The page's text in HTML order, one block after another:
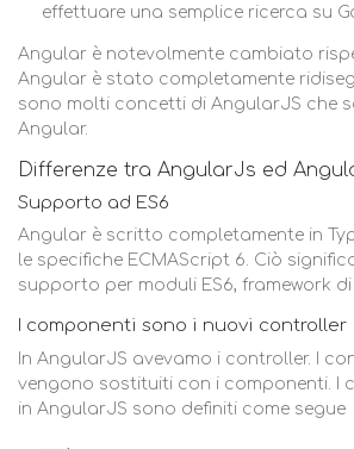
effettuare una semplice ricerca su
Angular è notevolmente cambiato
Angular è stato completamente
sono molti concetti di AngularJS che
Angular.
Differenze tra AngularJs ed
Supporto ad ES6
Angular è scritto completamente in
le specifiche ECMAScript 6. Ciò
supporto per moduli ES6, framework
I componenti sono i nuovi controller
In AngularJS avevamo i controller. I
vengono sostituiti con i componenti. I
in AngularJS sono definiti come segue